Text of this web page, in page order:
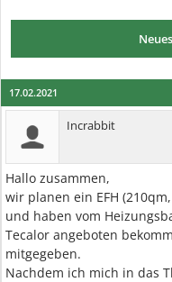
17.02.2021
Incrabbit
Hallo zusammen,
wir planen ein EFH
und haben vom
Tecalor angeboten
mitgegeben.
Nachdem ich mich in das